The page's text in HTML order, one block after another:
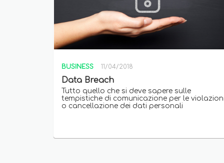
BUSINESS 11/04/2018
Data Breach
Tutto quello che si deve sapere sulle
tempistiche di comunicazione per le
o cancellazione dei dati personali